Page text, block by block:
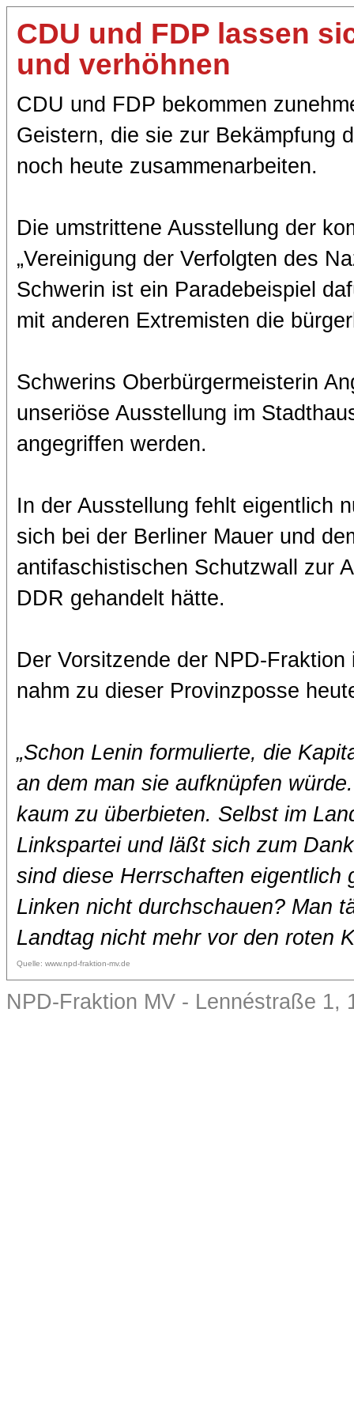
CDU und FDP lassen
und verhöhnen
CDU und FDP bekommen
Geistern, die sie zur Bekämpfung
noch heute zusammenarbeiten.
Die umstrittene Ausstellung der
„Vereinigung der Verfolgten des
Schwerin ist ein Paradebeispiel
mit anderen Extremisten die
Schwerins Oberbürgermeisterin
unseriöse Ausstellung im
angegriffen werden.
In der Ausstellung fehlt eigentlich
sich bei der Berliner Mauer und
antifaschistischen Schutzwall zur
DDR gehandelt hätte.
Der Vorsitzende der NPD-
nahm zu dieser Provinzposse
„Schon Lenin formulierte, die
an dem man sie aufknüpfen
kaum zu überbieten. Selbst im
Linkspartei und läßt sich zum
sind diese Herrschaften eigentlich
Linken nicht durchschauen? Man
Landtag nicht mehr vor den roten
Quelle: www.npd-fraktion-mv.de
NPD-Fraktion MV - Lennéstraße 1,